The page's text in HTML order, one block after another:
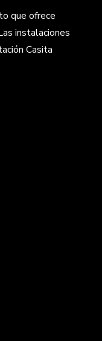
que ofrece
instalaciones
Casita